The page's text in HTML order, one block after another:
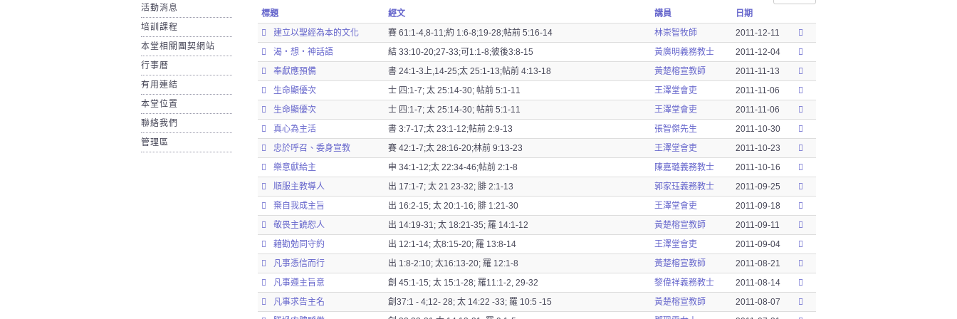
活動消息
培訓課程
本堂相關團契網站
行事暦
有用連結
本堂位置
聯絡我們
管理區
標題 經文 講員
日期
建立以聖經為本的文化
賽 61:1-4,8-11;約 1:6-8;19-28;帖前 5:16-14 林崇智牧師
2011-12-11
渴‧想‧神話語
結 33:10-20;27-33;可1:1-8;彼後3:8-15 黃廣明義務教士
2011-12-04
奉獻應預備
書 24:1-3上,14-25;太 25:1-13;帖前 4:13-18 黃楚榕宣教師
2011-11-13
生命顯優次
士 四:1-7; 太 25:14-30; 帖前 5:1-11 王澤堂會吏
2011-11-06
生命顯優次
士 四:1-7; 太 25:14-30; 帖前 5:1-11 王澤堂會吏
2011-11-06
真心為主活
書 3:7-17;太 23:1-12;帖前 2:9-13 張智傑先生
2011-10-30
忠於呼召、委身宣教
賽 42:1-7;太 28:16-20;林前 9:13-23 王澤堂會吏
2011-10-23
樂意獻給主
申 34:1-12;太 22:34-46;帖前 2:1-8 陳嘉璐義務教士
2011-10-16
順服主教導人
出 17:1-7; 太 21 23-32; 腓 2:1-13 郭家珏義務教士
2011-09-25
棄自我成主旨
出 16:2-15; 太 20:1-16; 腓 1:21-30 王澤堂會吏
2011-09-18
敬畏主饒恕人
出 14:19-31; 太 18:21-35; 羅 14:1-12 黃楚榕宣教師
2011-09-11
藉勸勉同守約
出 12:1-14; 太8:15-20; 羅 13:8-14 王澤堂會吏
2011-09-04
凡事憑信而行
出 1:8-2:10; 太16:13-20; 羅 12:1-8 黃楚榕宣教師
2011-08-21
凡事遵主旨意
創 45:1-15; 太 15:1-28; 羅11:1-2, 29-32 黎偉祥義務教士
2011-08-14
凡事求告主名
創37:1 - 4;12- 28; 太 14:22 -33; 羅 10:5 -15 黃楚榕宣教師
2011-08-07